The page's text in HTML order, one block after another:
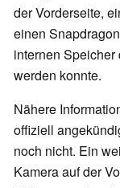
der Vorderseite,
einen
internen
werden konnte.
Nähere
offiziell
noch nicht. Ein
Kamera auf der